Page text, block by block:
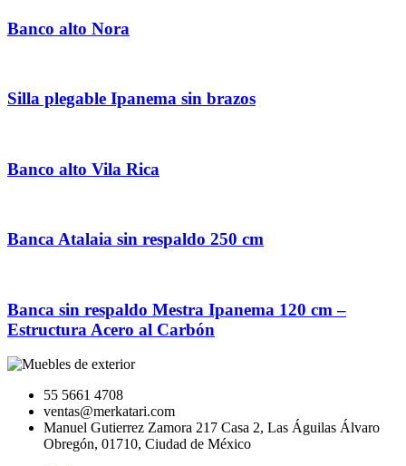
Banco alto Nora
Silla plegable Ipanema sin brazos
Banco alto Vila Rica
Banca Atalaia sin respaldo 250 cm
Banca sin respaldo Mestra Ipanema 120 cm –
Estructura Acero al Carbón
55 5661 4708
ventas@merkatari.com
Manuel Gutierrez Zamora 217 Casa 2, Las Águilas Álvaro
Obregón, 01710, Ciudad de México